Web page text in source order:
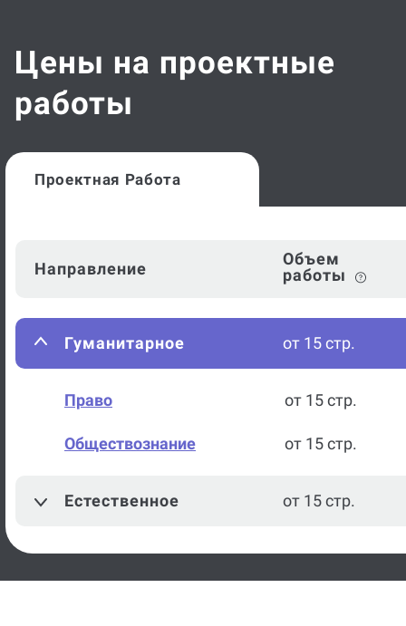
Цены на проектные
работы
Проектная Работа
Направление
Объем
работы
Гуманитарное от 15 стр.
Право от 15 стр.
Обществознание от 15 стр.
Естественное от 15 стр.